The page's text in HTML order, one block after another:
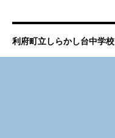
利府町立しらかし台中学校